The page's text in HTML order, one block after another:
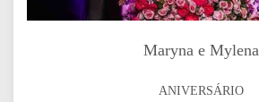
Maryna e Mylena
ANIVERSÁRIO